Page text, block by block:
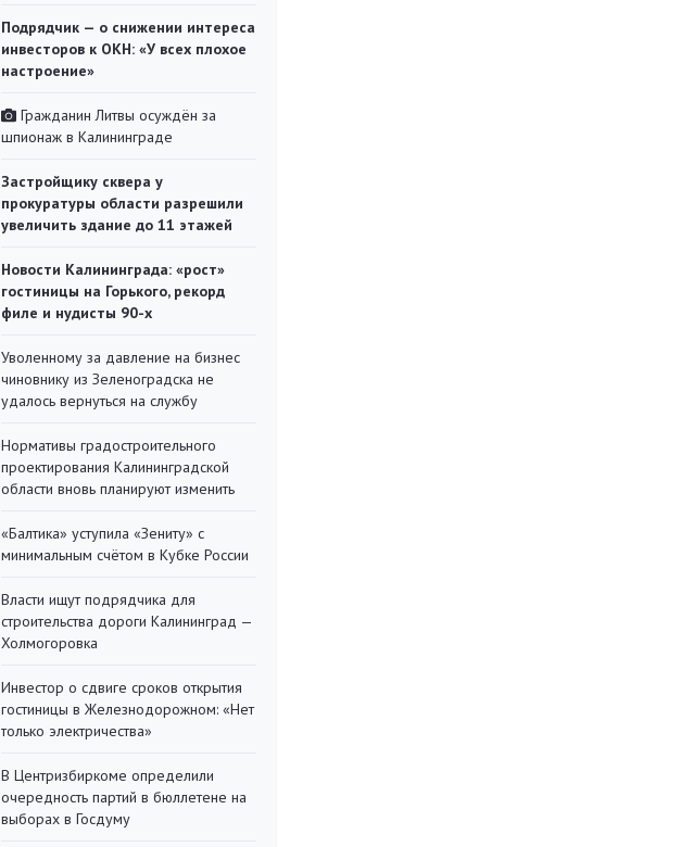
Подрядчик — о снижении интереса
инвесторов к ОКН: «У всех плохое
настроение»
Гражданин Литвы осуждён за
шпионаж в Калининграде
Застройщику сквера у
прокуратуры области разрешили
увеличить здание до 11 этажей
Новости Калининграда: «рост»
гостиницы на Горького, рекорд
филе и нудисты 90-х
Уволенному за давление на бизнес
чиновнику из Зеленоградска не
удалось вернуться на службу
Нормативы градостроительного
проектирования Калининградской
области вновь планируют изменить
«Балтика» уступила «Зениту» с
минимальным счётом в Кубке России
Власти ищут подрядчика для
строительства дороги Калининград —
Холмогоровка
Инвестор о сдвиге сроков открытия
гостиницы в Железнодорожном: «Нет
только электричества»
В Центризбиркоме определили
очередность партий в бюллетене на
выборах в Госдуму